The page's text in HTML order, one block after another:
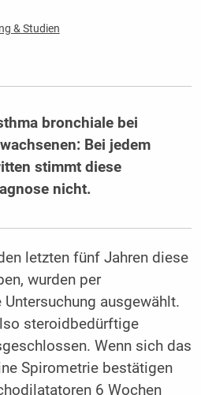
& Studien
bronchiale bei
Bei jedem
stimmt diese
nicht.
letzten fünf Jahren diese
wurden per
ausgewählt.
steroidbedürftige
Wenn sich das
Spirometrie bestätigen
6 Wochen